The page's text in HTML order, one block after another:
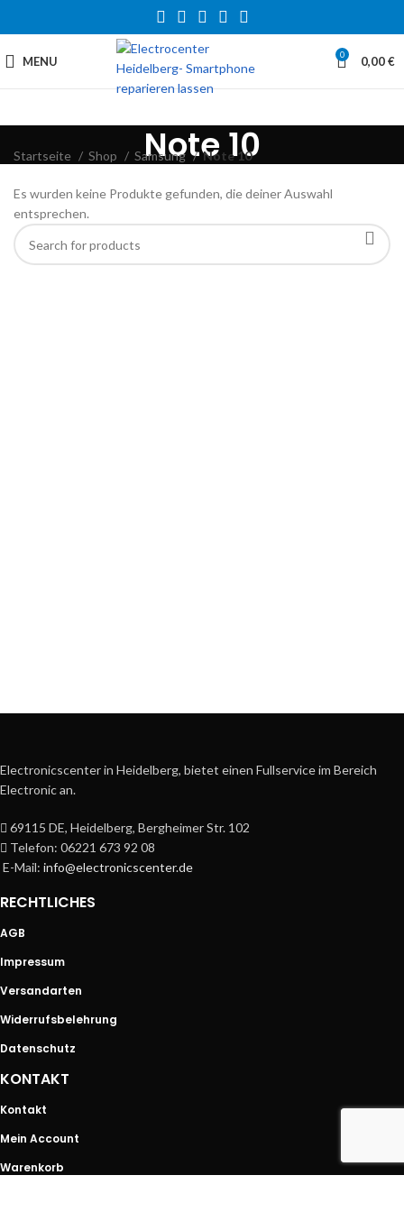
MENU 0 0,00€
Note 10
Startseite Shop Samsung Note 10
Es wurden keine Produkte gefunden, die deiner Auswahl
entsprechen.
Electronicscenter in Heidelberg, bietet einen Fullservice im Bereich
Electronic an.
69115 DE, Heidelberg, Bergheimer Str. 102
Telefon: 06221 673 92 08
E-Mail:info@electronicscenter.de
RECHTLICHES
AGB
Impressum
Versandarten
Widerrufsbelehrung
Datenschutz
KONTAKT
Kontakt
Mein Account
Warenkorb